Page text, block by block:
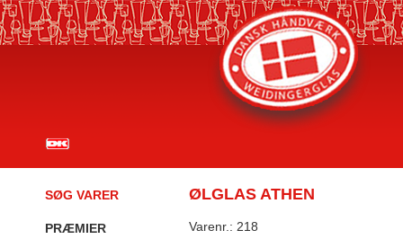
SØG VARER
PRÆMIER
ØLGLAS ATHEN
Varenr.: 218